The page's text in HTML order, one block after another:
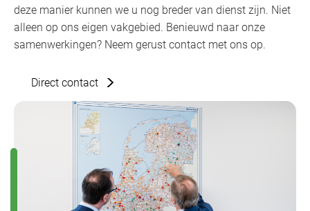
deze manier kunnen we u nog breder van dienst zijn. Niet
alleen op ons eigen vakgebied. Benieuwd naar onze
samenwerkingen? Neem gerust contact met ons op.
Direct contact